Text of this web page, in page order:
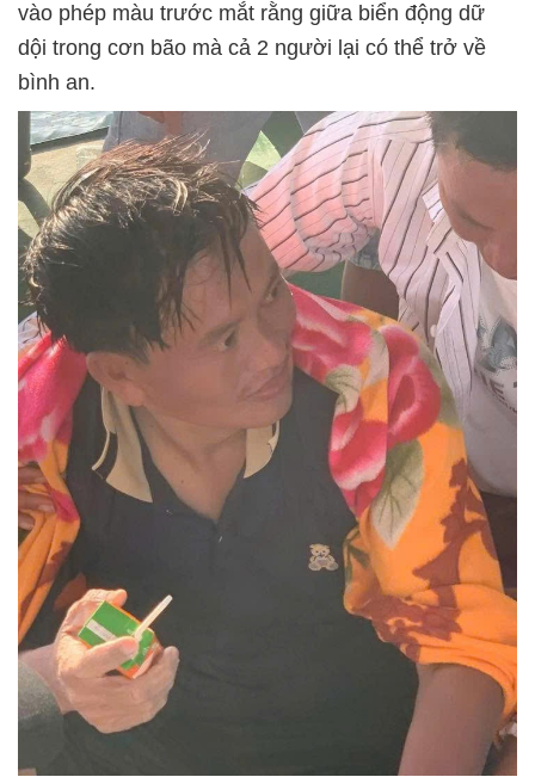
vào phép màu trước mắt rằng giữa biển động dữ
dội trong cơn bão mà cả 2 người lại có thể trở về
bình an.